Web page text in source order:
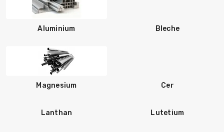
Aluminium Bleche
Magnesium Cer
Lanthan Lutetium